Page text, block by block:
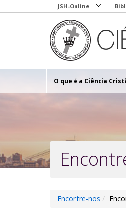
to
JSH-Online
O que é a Ciência
Encontre-nos